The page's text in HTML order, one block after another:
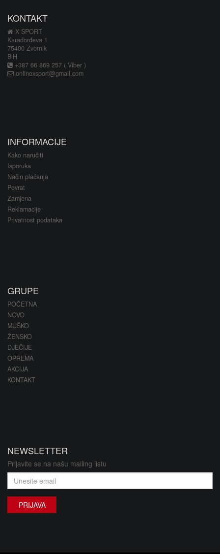
KONTAKT
X SPORT
Karađorđeva 1
75400 Zvornik
BiH
+387 66 869 257 ( Viber )
onlinexsport@gmail.com
INFORMACIJE
Kako naručiti
Isporuka
Način plaćanja
Povrat
Zamjena
Reklamacije
Privatnost podataka
GRUPE
POČETNA
NOVO
MUŠKO
ŽENSKO
DJEČIJE
OPREMA
AKCIJA
KONTAKT
NEWSLETTER
Prijavite se na našu mailing listu
PRIJAVA